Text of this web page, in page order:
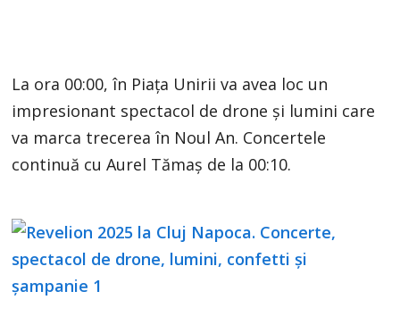
La ora 00:00, în Piața Unirii va avea loc un
impresionant spectacol de drone și lumini care
va marca trecerea în Noul An. Concertele
continuă cu Aurel Tămaș de la 00:10.